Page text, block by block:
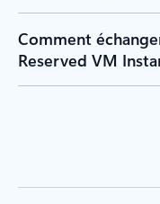
Comment
Reserved VM